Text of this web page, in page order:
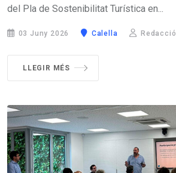
del Pla de Sostenibilitat Turística en...
03 Juny 2026 Calella Redacció
LLEGIR MÉS